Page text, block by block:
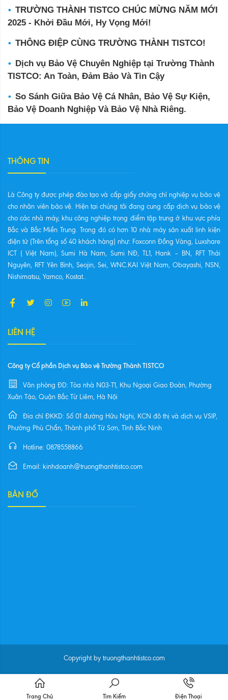
TRƯỜNG THÀNH TISTCO CHÚC MỪNG NĂM MỚI
2025 - Khởi Đầu Mới, Hy Vọng Mới!
THÔNG ĐIỆP CÙNG TRƯỜNG THÀNH TISTCO!
Dịch vụ Bảo Vệ Chuyên Nghiệp tại Trường Thành
TISTCO: An Toàn, Đảm Bảo Và Tin Cậy
So Sánh Giữa Bảo Vệ Cá Nhân, Bảo Vệ Sự Kiện,
Bảo Vệ Doanh Nghiệp Và Bảo Vệ Nhà Riêng.
THÔNG TIN
Là Công ty được phép đào tạo và cấp giấy chứng chỉ nghiệp vụ bảo vệ
cho nhân viên bảo vệ. Hiện tại chúng tôi đang cung cấp dịch vụ bảo vệ
cho các nhà máy, khu công nghiệp trọng điểm tập trung ở khu vực phía
Bắc và Bắc Miền Trung. Trong đó có hơn 10 nhà máy sản xuất linh kiện
điện tử (Trên tổng số 40 khách hàng) như: Foxconn Đồng Vàng, Luxshare
ICT ( Việt Nam), Sumi Hà Nam, Sumi NĐ, TL1, Hank – BN, RFT Thái
Nguyên, RFT Yên Bình, Seojin, Sei, WNC.KAI Việt Nam, Obayashi, NSN,
Nishimatsu, Yamco, Kostat..
LIÊN HỆ
Công ty Cổ phần Dịch vụ Bảo vệ Trường Thành TISTCO
Văn phòng ĐD: Tòa nhà N03-T1, Khu Ngoại Giao Đoàn, Phường
Xuân Tảo, Quận Bắc Từ Liêm, Hà Nội
Địa chỉ ĐKKD: Số 01 đường Hữu Nghị, KCN đô thị và dịch vụ VSIP,
Phường Phù Chẩn, Thành phố Từ Sơn, Tỉnh Bắc Ninh
Hotline: 0878558866
Email: kinhdoanh@truongthanhtistco.com
BẢN ĐỒ
Copyright by truongthanhtistco.com
Trang Chủ Tìm Kiếm Điện Thoại